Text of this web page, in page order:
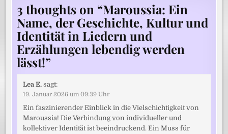
3 thoughts on “Maroussia: Ein
Name, der Geschichte, Kultur und
Identität in Liedern und
Erzählungen lebendig werden
lässt!”
Lea E. sagt:
19. Januar 2026 um 09:39 Uhr
Ein faszinierender Einblick in die Vielschichtigkeit von
Maroussia! Die Verbindung von individueller und
kollektiver Identität ist beeindruckend. Ein Muss für